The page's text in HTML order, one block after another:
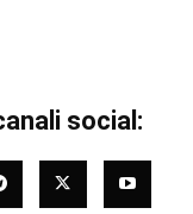
social: